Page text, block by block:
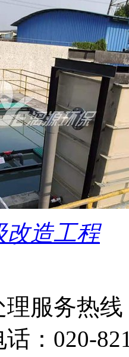
改造工程
服务热线
： 020-